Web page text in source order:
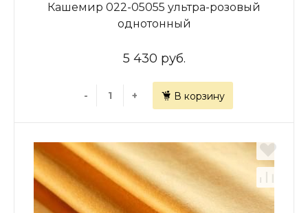
Кашемир 022-05055 ультра-розовый
однотонный
5 430 руб.
- + В корзину